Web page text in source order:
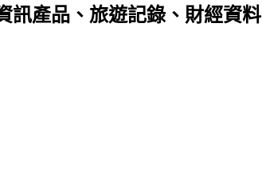
訊產品、旅遊記錄、財經資